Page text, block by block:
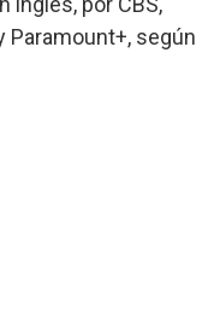
Paramount+, según